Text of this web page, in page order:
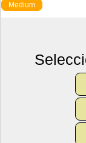
Medium